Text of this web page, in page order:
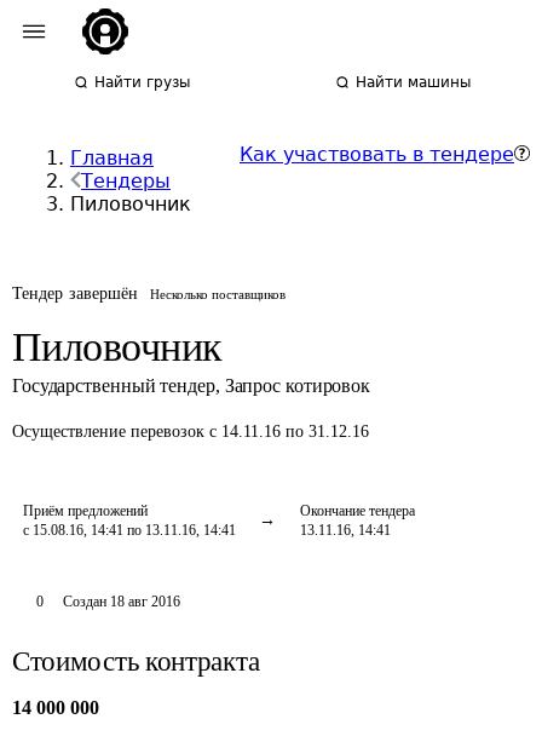
Найти грузы Найти машины
Главная
Тендеры
Пиловочник
Как участвовать в тендере
Тендер завершён Несколько поставщиков
Пиловочник
Государственный тендер, Запрос котировок
Осуществление перевозок с 14.11.16 по 31.12.16
Приём предложений
с 15.08.16, 14:41 по 13.11.16, 14:41
Окончание тендера
13.11.16, 14:41
0 Создан 18 авг 2016
Стоимость контракта
14 000 000